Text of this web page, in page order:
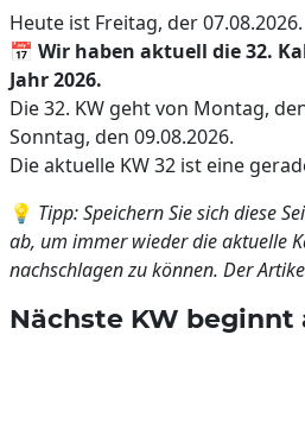
Heute ist Freitag, der 07.08.2026.
📅 Wir haben aktuell die 32.
Jahr 2026.
Die 32. KW geht von Montag,
Sonntag, den 09.08.2026.
Die aktuelle KW 32 ist eine
💡 Tipp: Speichern Sie sich diese
ab, um immer wieder die aktuelle
nachschlagen zu können. Der
Nächste KW beginnt